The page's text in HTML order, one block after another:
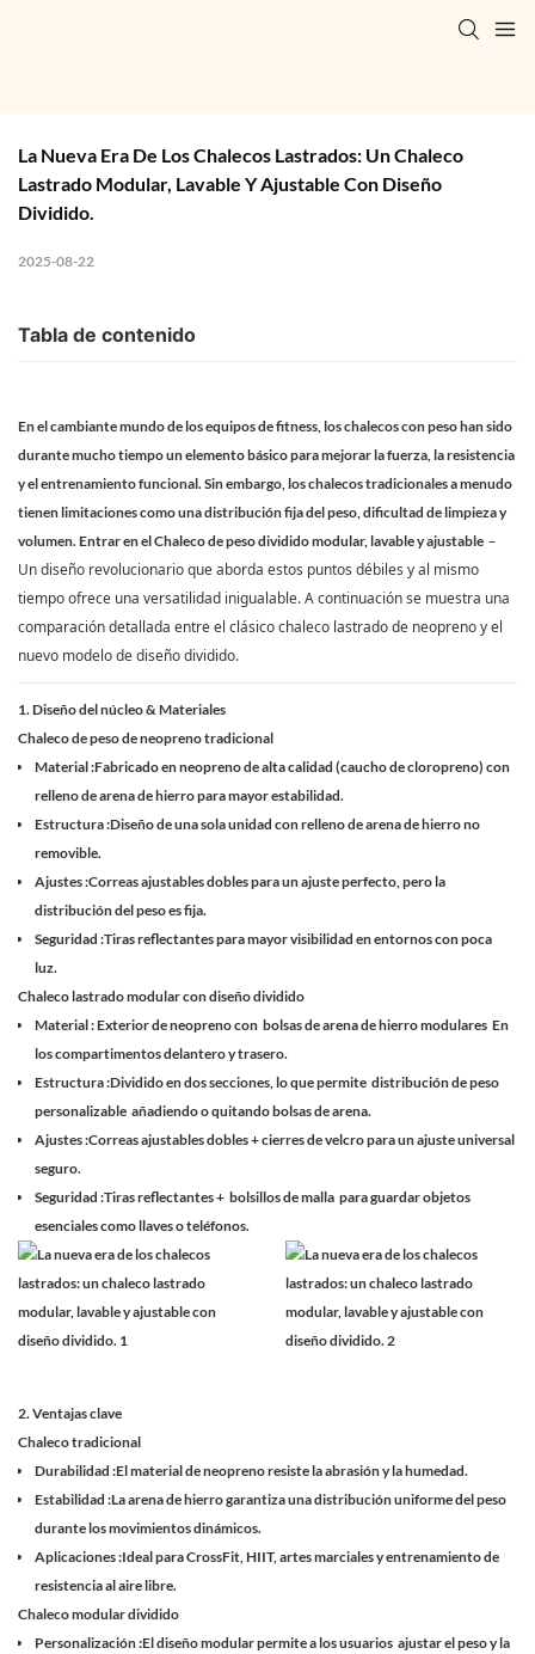
La Nueva Era De Los Chalecos Lastrados: Un Chaleco
Lastrado Modular, Lavable Y Ajustable Con Diseño
Dividido.
2025-08-22
Tabla de contenido
En el cambiante mundo de los equipos de fitness, los chalecos con peso han sido
durante mucho tiempo un elemento básico para mejorar la fuerza, la resistencia
y el entrenamiento funcional. Sin embargo, los chalecos tradicionales a menudo
tienen limitaciones como una distribución fija del peso, dificultad de limpieza y
volumen. Entrar en elChaleco de peso dividido modular, lavable y ajustable –
Un diseño revolucionario que aborda estos puntos débiles y al mismo
tiempo ofrece una versatilidad inigualable. A continuación se muestra una
comparación detallada entre el clásico chaleco lastrado de neopreno y el
nuevo modelo de diseño dividido.
1. Diseño del núcleo & Materiales
Chaleco de peso de neopreno tradicional
Material:Fabricado en neopreno de alta calidad (caucho de cloropreno) con
relleno de arena de hierro para mayor estabilidad.
Estructura:Diseño de una sola unidad con relleno de arena de hierro no
removible.
Ajustes:Correas ajustables dobles para un ajuste perfecto, pero la
distribución del peso es fija.
Seguridad:Tiras reflectantes para mayor visibilidad en entornos con poca
luz.
Chaleco lastrado modular con diseño dividido
Material: Exterior de neopreno con bolsas de arena de hierro modulares En
los compartimentos delantero y trasero.
Estructura:Dividido en dos secciones, lo que permite distribución de peso
personalizable añadiendo o quitando bolsas de arena.
Ajustes:Correas ajustables dobles + cierres de velcro para un ajuste universal
seguro.
Seguridad:Tiras reflectantes + bolsillos de malla para guardar objetos
esenciales como llaves o teléfonos.
2. Ventajas clave
Chaleco tradicional
Durabilidad:El material de neopreno resiste la abrasión y la humedad.
Estabilidad:La arena de hierro garantiza una distribución uniforme del peso
durante los movimientos dinámicos.
Aplicaciones:Ideal para CrossFit, HIIT, artes marciales y entrenamiento de
resistencia al aire libre.
Chaleco modular dividido
Personalización:El diseño modular permite a los usuarios ajustar el peso y la